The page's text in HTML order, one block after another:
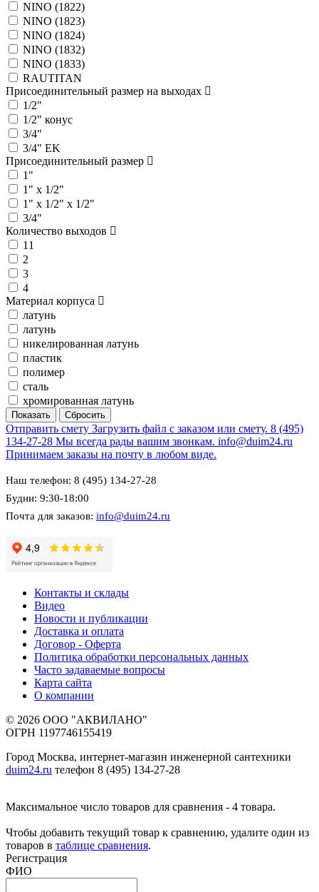
NINO (1822)
NINO (1823)
NINO (1824)
NINO (1832)
NINO (1833)
RAUTITAN
Присоединительный размер на выходах
1/2"
1/2" конус
3/4"
3/4" EK
Присоединительный размер
1"
1" х 1/2"
1" х 1/2" х 1/2"
3/4"
Количество выходов
11
2
3
4
Материал корпуса
латунь
латунь
никелированная латунь
пластик
полимер
сталь
хромированная латунь
Отправить смету Загрузить файл с заказом или смету. 8 (495)
134-27-28 Мы всегда рады вашим звонкам. info@duim24.ru
Принимаем заказы на почту в любом виде.
Наш телефон: 8 (495) 134-27-28
Будни: 9:30-18:00
Почта для заказов: info@duim24.ru
Контакты и склады
Видео
Новости и публикации
Доставка и оплата
Договор - Оферта
Политика обработки персональных данных
Часто задаваемые вопросы
Карта сайта
О компании
© 2026 ООО "АКВИЛАНО"
ОГРН 1197746155419
Город Москва, интернет-магазин инженерной сантехники
duim24.ru телефон 8 (495) 134-27-28
Максимальное число товаров для сравнения - 4 товара.
Чтобы добавить текущий товар к сравнению, удалите один из
товаров в таблице сравнения.
Регистрация
ФИО